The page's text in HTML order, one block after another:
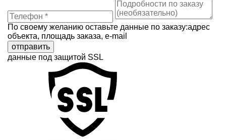
По своему желанию оставьте данные по заказу:адрес
объекта, площадь заказа, e-mail
отправить
данные под защитой SSL